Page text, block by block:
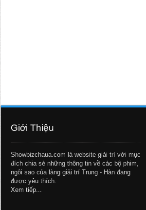
Giới Thiệu
Showbizchaua.com là website giải trí với mục
đích chia sẻ những thông tin về các bộ phim,
ngôi sao của làng giải trí Trung - Hàn đang
được yêu thích.
Xem tiếp...